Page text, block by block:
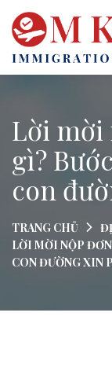
Lời mời
gì?
con
TRANG CHỦ
LỜI MỜI NỘP
CON ĐƯỜNG XIN